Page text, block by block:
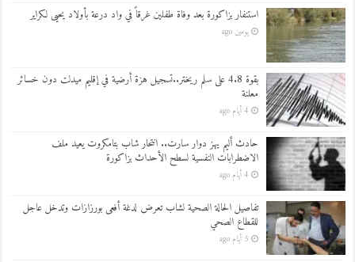
استنفار بزاكورة بعد وفاة طفلين غرقاً في واد درعة بأولاد يحيى لكراير
يومين ago
بقوة 4.8 على سلم ريختر..تسجيل هزة أرضية في إقليم ميدلت دون خسائر
معلنة
4 أيام ago
حادث أليم يهز دوار سارت.. انتحار شاب بتامكروت يعيد ملف
الاضطرابات النفسية لسطح الأحداث بزاكورة
4 أيام ago
تفاصيل الحالة الصحية لشاب تعرض لدغة أفعى بورزازات وتدخل عاجل
للقطاع الصحي
5 أيام ago